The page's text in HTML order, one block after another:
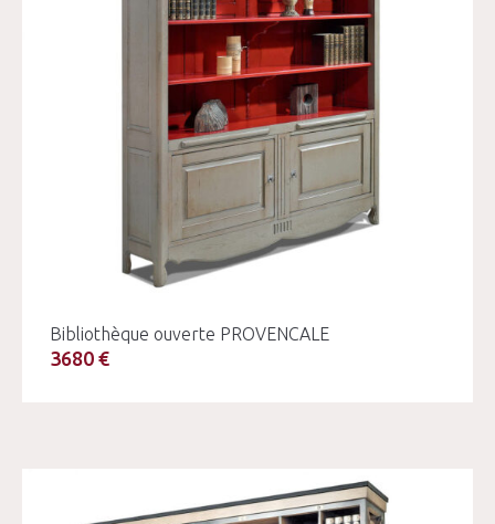
Bibliothèque ouverte PROVENCALE
3680 €